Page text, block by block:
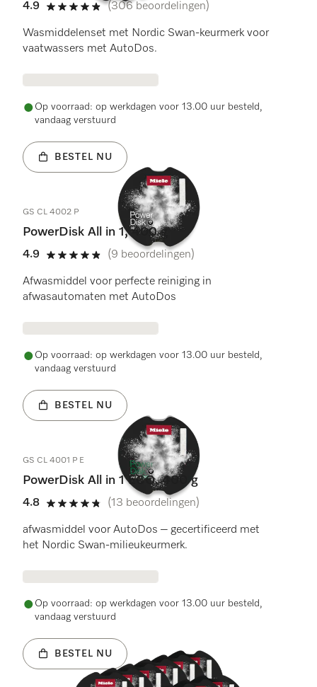
4.9
4.9 sterren op 5
(306 beoordelingen)
Wasmiddelenset met Nordic Swan-keurmerk voor
vaatwassers met AutoDos.
Op voorraad: op werkdagen voor 13.00 uur besteld,
vandaag verstuurd
BESTEL NU
GS CL 4002 P
PowerDisk All in 1, 400 g
4.9
4.9 sterren op 5
(9 beoordelingen)
Afwasmiddel voor perfecte reiniging in
afwasautomaten met AutoDos
Op voorraad: op werkdagen voor 13.00 uur besteld,
vandaag verstuurd
BESTEL NU
GS CL 4001 P E
PowerDisk All in 1 ECO, 400 g
4.8
4.8 sterren op 5
(13 beoordelingen)
afwasmiddel voor AutoDos – gecertificeerd met
het Nordic Swan-milieukeurmerk.
Op voorraad: op werkdagen voor 13.00 uur besteld,
vandaag verstuurd
BESTEL NU